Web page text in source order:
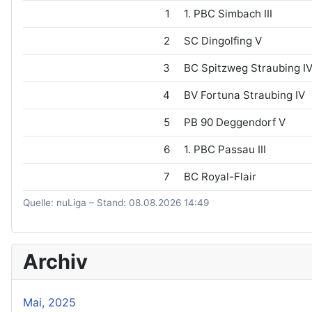
1 1. PBC Simbach III
2 SC Dingolfing V
3 BC Spitzweg Straubing IV
4 BV Fortuna Straubing IV
5 PB 90 Deggendorf V
6 1. PBC Passau III
7 BC Royal-Flair
Quelle: nuLiga – Stand: 08.08.2026 14:49
Archiv
Mai, 2025